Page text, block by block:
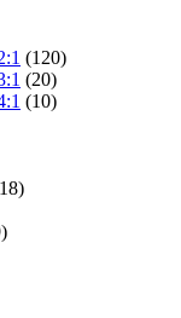
(120)
(20)
(10)